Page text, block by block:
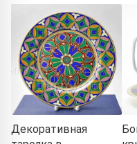
Декоративная